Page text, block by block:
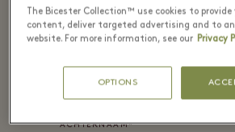
ACHTERNAAM*
The Bicester Collection™ use cookies to
content, deliver targeted advertising and to
website. For more information, see our Privacy
OPTIONS